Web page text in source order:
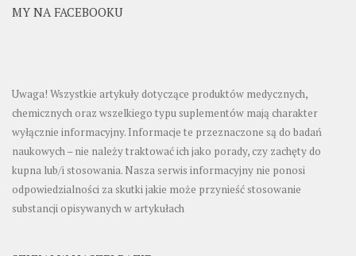
MY NA FACEBOOKU
Uwaga! Wszystkie artykuły dotyczące produktów medycznych,
chemicznych oraz wszelkiego typu suplementów mają charakter
wyłącznie informacyjny. Informacje te przeznaczone są do badań
naukowych – nie należy traktować ich jako porady, czy zachęty do
kupna lub/i stosowania. Nasza serwis informacyjny nie ponosi
odpowiedzialności za skutki jakie może przynieść stosowanie
substancji opisywanych w artykułach